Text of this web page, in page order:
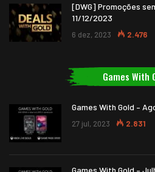
[DWG] Promoções
11/12/2023
6 dez, 2023 2.476
Games With
Games With Gold –
27 jul, 2023 2.831